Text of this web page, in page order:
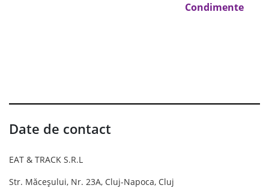
Condimente
Date de contact
EAT & TRACK S.R.L
Str. Măceșului, Nr. 23A, Cluj-Napoca, Cluj